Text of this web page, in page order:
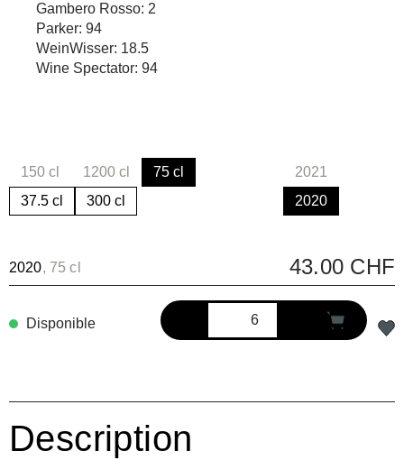
Gambero Rosso: 2
Parker: 94
WeinWisser: 18.5
Wine Spectator: 94
150 cl 1200 cl
75 cl
37.5 cl
300 cl
2021
2020
2020, 75 cl 43.00 CHF
Disponible
Description